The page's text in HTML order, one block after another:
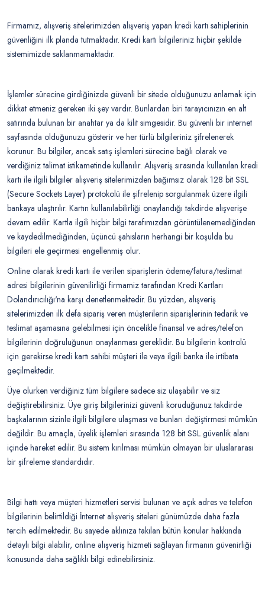
Firmamız, alışveriş sitelerimizden alışveriş yapan kredi kartı sahiplerinin
güvenliğini ilk planda tutmaktadır. Kredi kartı bilgileriniz hiçbir şekilde
sistemimizde saklanmamaktadır.
İşlemler sürecine girdiğinizde güvenli bir sitede olduğunuzu anlamak için
dikkat etmeniz gereken iki şey vardır. Bunlardan biri tarayıcınızın en alt
satırında bulunan bir anahtar ya da kilit simgesidir. Bu güvenli bir internet
sayfasında olduğunuzu gösterir ve her türlü bilgileriniz şifrelenerek
korunur. Bu bilgiler, ancak satış işlemleri sürecine bağlı olarak ve
verdiğiniz talimat istikametinde kullanılır. Alışveriş sırasında kullanılan kredi
kartı ile ilgili bilgiler alışveriş sitelerimizden bağımsız olarak 128 bit SSL
(Secure Sockets Layer) protokolü ile şifrelenip sorgulanmak üzere ilgili
bankaya ulaştırılır. Kartın kullanılabilirliği onaylandığı takdirde alışverişe
devam edilir. Kartla ilgili hiçbir bilgi tarafımızdan görüntülenemediğinden
ve kaydedilmediğinden, üçüncü şahısların herhangi bir koşulda bu
bilgileri ele geçirmesi engellenmiş olur.
Online olarak kredi kartı ile verilen siparişlerin ödeme/fatura/teslimat
adresi bilgilerinin güvenilirliği firmamiz tarafından Kredi Kartları
Dolandırıcılığı'na karşı denetlenmektedir. Bu yüzden, alışveriş
sitelerimizden ilk defa sipariş veren müşterilerin siparişlerinin tedarik ve
teslimat aşamasına gelebilmesi için öncelikle finansal ve adres/telefon
bilgilerinin doğruluğunun onaylanması gereklidir. Bu bilgilerin kontrolü
için gerekirse kredi kartı sahibi müşteri ile veya ilgili banka ile irtibata
geçilmektedir.
Üye olurken verdiğiniz tüm bilgilere sadece siz ulaşabilir ve siz
değiştirebilirsiniz. Üye giriş bilgilerinizi güvenli koruduğunuz takdirde
başkalarının sizinle ilgili bilgilere ulaşması ve bunları değiştirmesi mümkün
değildir. Bu amaçla, üyelik işlemleri sırasında 128 bit SSL güvenlik alanı
içinde hareket edilir. Bu sistem kırılması mümkün olmayan bir uluslararası
bir şifreleme standardıdır.
Bilgi hattı veya müşteri hizmetleri servisi bulunan ve açık adres ve telefon
bilgilerinin belirtildiği İnternet alışveriş siteleri günümüzde daha fazla
tercih edilmektedir. Bu sayede aklınıza takılan bütün konular hakkında
detaylı bilgi alabilir, online alışveriş hizmeti sağlayan firmanın güvenirliği
konusunda daha sağlıklı bilgi edinebilirsiniz.